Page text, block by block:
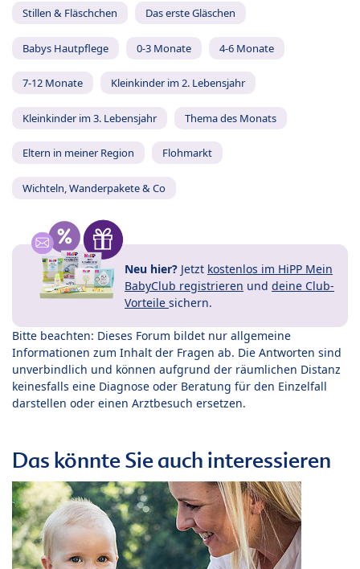
Stillen & Fläschchen Das erste Gläschen
Babys Hautpflege 0-3 Monate 4-6 Monate
7-12 Monate Kleinkinder im 2. Lebensjahr
Kleinkinder im 3. Lebensjahr Thema des Monats
Eltern in meiner Region Flohmarkt
Wichteln, Wanderpakete & Co
Neu hier? Jetzt kostenlos im HiPP Mein
BabyClub registrieren und deine Club-
Vorteile sichern.
Bitte beachten: Dieses Forum bildet nur allgemeine
Informationen zum Inhalt der Fragen ab. Die Antworten sind
unverbindlich und können aufgrund der räumlichen Distanz
keinesfalls eine Diagnose oder Beratung für den Einzelfall
darstellen oder einen Arztbesuch ersetzen.
Das könnte Sie auch interessieren